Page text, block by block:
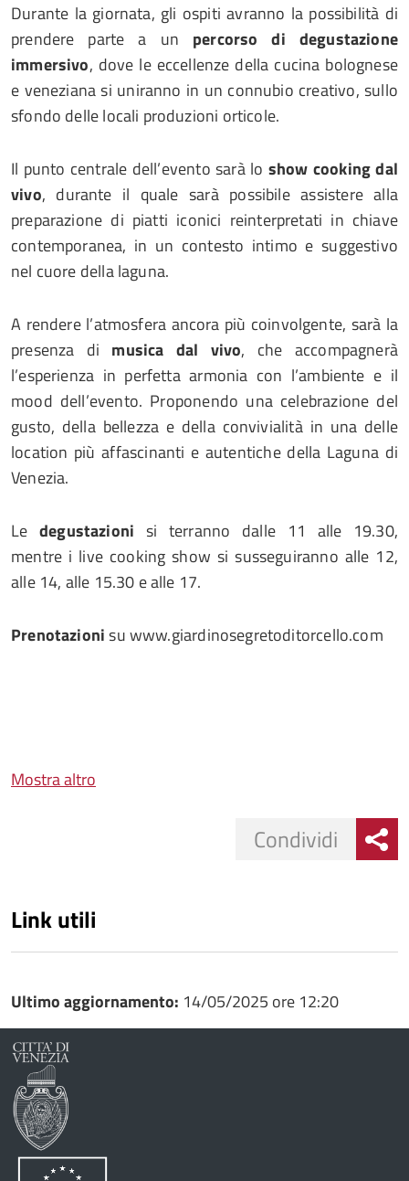
Durante la giornata, gli ospiti avranno la possibilità di
prendere parte a un percorso di degustazione
immersivo, dove le eccellenze della cucina bolognese
e veneziana si uniranno in un connubio creativo, sullo
sfondo delle locali produzioni orticole.
Il punto centrale dell’evento sarà lo show cooking dal
vivo, durante il quale sarà possibile assistere alla
preparazione di piatti iconici reinterpretati in chiave
contemporanea, in un contesto intimo e suggestivo
nel cuore della laguna.
A rendere l’atmosfera ancora più coinvolgente, sarà la
presenza di musica dal vivo, che accompagnerà
l’esperienza in perfetta armonia con l’ambiente e il
mood dell’evento. Proponendo una celebrazione del
gusto, della bellezza e della convivialità in una delle
location più affascinanti e autentiche della Laguna di
Venezia.
Ledegustazioni si terranno dalle 11 alle 19.30,
mentre i live cooking show si susseguiranno alle 12,
alle 14, alle 15.30 e alle 17.
Prenotazionisu www.giardinosegretoditorcello.com
Mostra altro
Condividi
Link utili
Ultimo aggiornamento: 14/05/2025 ore 12:20